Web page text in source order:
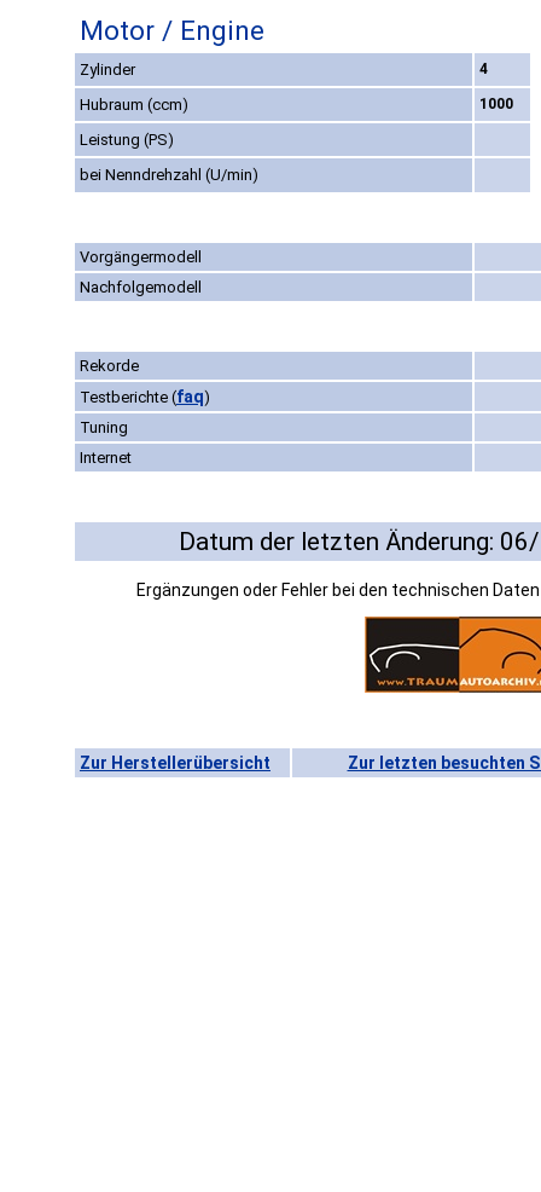
Motor / Engine
Zylinder 4
Hubraum (ccm) 1000
Leistung (PS)
bei Nenndrehzahl (U/min)
Vorgängermodell
Nachfolgemodell
Rekorde
Testberichte (faq)
Tuning
Internet
Datum der letzten Änderung:
Ergänzungen oder Fehler bei den technischen
Zur Herstellerübersicht Zur letzten besuchten